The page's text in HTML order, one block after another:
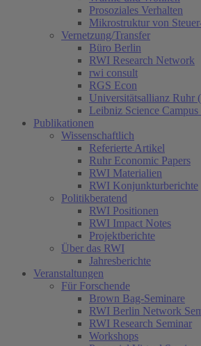
Prosoziales Verhalten
Mikrostruktur von
Vernetzung/Transfer
Büro Berlin
RWI Research Network
rwi consult
RGS Econ
Universitätsallianz Ruhr
Leibniz Science
Publikationen
Wissenschaftlich
Referierte Artikel
Ruhr Economic Papers
RWI Materialien
RWI Konjunkturberichte
Politikberatend
RWI Positionen
RWI Impact Notes
Projektberichte
Über das RWI
Jahresberichte
Veranstaltungen
Für Forschende
Brown Bag-Seminare
RWI Berlin Network
RWI Research Seminar
Workshops